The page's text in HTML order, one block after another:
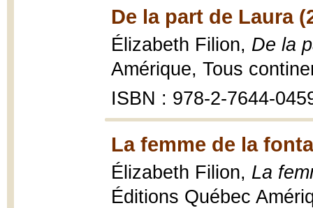
De la part de Laura
Élizabeth Filion, De la
Amérique, Tous
ISBN : 978-2-7644-
La femme de la
Élizabeth Filion, La
Éditions Québec